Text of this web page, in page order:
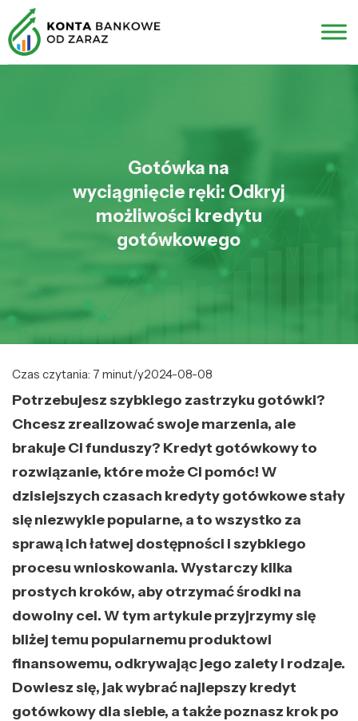
Gotówka na
wyciągnięcie ręki: Odkryj
możliwości kredytu
gotówkowego
Czas czytania: 7 minut/y2024-08-08
Potrzebujesz szybkiego zastrzyku gotówki?
Chcesz zrealizować swoje marzenia, ale
brakuje Ci funduszy? Kredyt gotówkowy to
rozwiązanie, które może Ci pomóc! W
dzisiejszych czasach kredyty gotówkowe stały
się niezwykle popularne, a to wszystko za
sprawą ich łatwej dostępności i szybkiego
procesu wnioskowania. Wystarczy kilka
prostych kroków, aby otrzymać środki na
dowolny cel. W tym artykule przyjrzymy się
bliżej temu popularnemu produktowi
finansowemu, odkrywając jego zalety i rodzaje.
Dowiesz się, jak wybrać najlepszy kredyt
gotówkowy dla siebie, a także poznasz krok po